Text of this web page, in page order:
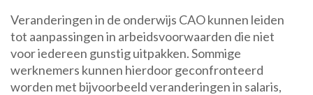
Veranderingen in de onderwijs CAO kunnen leiden
tot aanpassingen in arbeidsvoorwaarden die niet
voor iedereen gunstig uitpakken. Sommige
werknemers kunnen hierdoor geconfronteerd
worden met bijvoorbeeld veranderingen in salaris,